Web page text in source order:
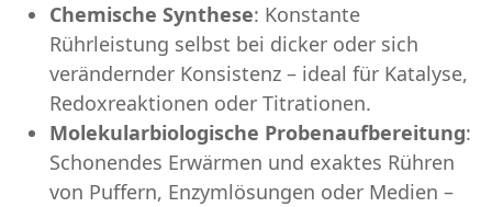
Chemische Synthese: Konstante
Rührleistung selbst bei dicker oder sich
verändernder Konsistenz – ideal für Katalyse,
Redoxreaktionen oder Titrationen.
Molekularbiologische Probenaufbereitung:
Schonendes Erwärmen und exaktes Rühren
von Puffern, Enzymlösungen oder Medien –